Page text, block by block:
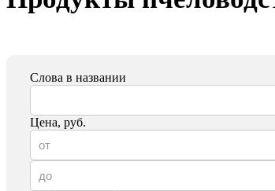
Слова в названии
Цена, руб.